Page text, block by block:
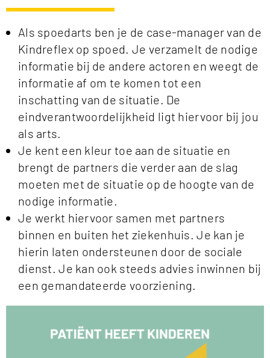
Als spoedarts ben je de case-manager van de
Kindreflex op spoed. Je verzamelt de nodige
informatie bij de andere actoren en weegt de
informatie af om te komen tot een
inschatting van de situatie. De
eindverantwoordelijkheid ligt hiervoor bij jou
als arts.
Je kent een kleur toe aan de situatie en
brengt de partners die verder aan de slag
moeten met de situatie op de hoogte van de
nodige informatie.
Je werkt hiervoor samen met partners
binnen en buiten het ziekenhuis. Je kan je
hierin laten ondersteunen door de sociale
dienst. Je kan ook steeds advies inwinnen bij
een gemandateerde voorziening.